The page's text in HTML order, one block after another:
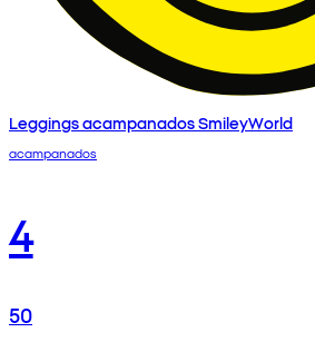
Leggings acampanados SmileyWorld
acampanados
4
50